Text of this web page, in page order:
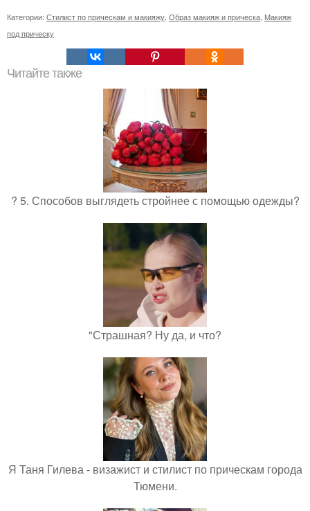
Категории: Стилист по прическам и макияжу Образ макияж и прическа Макияж
под прическу
Читайте также
? 5. Способов выглядеть стройнее с помощью одежды?
"Страшная? Ну да, и что?
Я Таня Гилева - визажист и стилист по прическам города
Тюмени.